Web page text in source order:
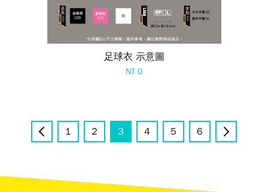
足球衣 示意圖
NT 0
上一頁
1 2 3 4 5 6